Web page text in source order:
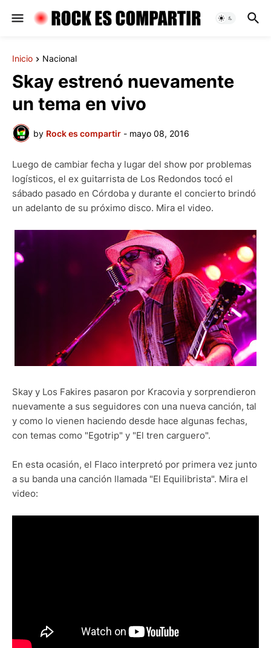
Inicio Nacional
Skay estrenó nuevamente
un tema en vivo
by Rock es compartir - mayo 08, 2016
Luego de cambiar fecha y lugar del show por problemas
logísticos, el ex guitarrista de Los Redondos tocó el
sábado pasado en Córdoba y durante el concierto brindó
un adelanto de su próximo disco. Mira el video.
Skay y Los Fakires pasaron por Kracovia y sorprendieron
nuevamente a sus seguidores con una nueva canción, tal
y como lo vienen haciendo desde hace algunas fechas,
con temas como "Egotrip" y "El tren carguero".
En esta ocasión, el Flaco interpretó por primera vez junto
a su banda una canción llamada "El Equilibrista". Mira el
video: